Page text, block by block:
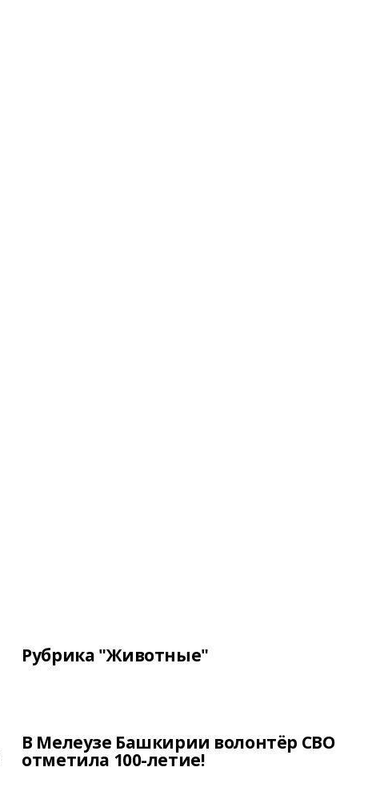
Рубрика "Животные"
В Мелеузе Башкирии волонтёр СВО
отметила 100-летие!